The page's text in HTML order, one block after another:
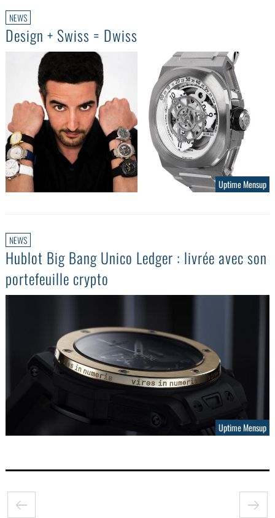
NEWS
Design + Swiss = Dwiss
Uptime Mensup
NEWS
Hublot Big Bang Unico Ledger : livrée avec son
portefeuille crypto
Uptime Mensup